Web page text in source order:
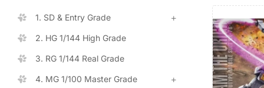
1. SD & Entry Grade
2. HG 1/144 High Grade
3. RG 1/144 Real Grade
4. MG 1/100 Master Grade